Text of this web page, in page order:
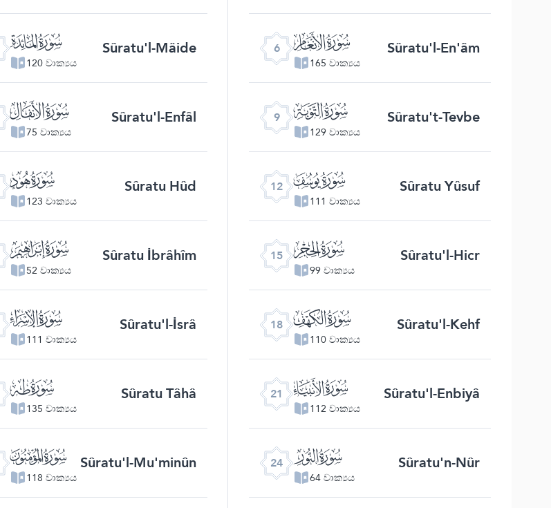
ﮑ
120 වාක්‍යය
Sûratu'l-Mâide 6 ﮒ
165 වාක්‍යය
Sûratu'l-En'âm
ﮔ
75 වාක්‍යය
Sûratu'l-Enfâl 9 ﮕ
129 වාක්‍යය
Sûratu't-Tevbe
ﮗ
123 වාක්‍යය
Sûratu Hûd 12 ﮘ
111 වාක්‍යය
Sûratu Yûsuf
ﮚ
52 වාක්‍යය
Sûratu İbrâhîm 15 ﮛ
99 වාක්‍යය
Sûratu'l-Hicr
ﮝ
111 වාක්‍යය
Sûratu'l-İsrâ 18 ﮞ
110 වාක්‍යය
Sûratu'l-Kehf
ﮠ
135 වාක්‍යය
Sûratu Tâhâ 21 ﮡ
112 වාක්‍යය
Sûratu'l-Enbiyâ
ﮣ
118 වාක්‍යය
Sûratu'l-Mu'minûn 24 ﮤ
64 වාක්‍යය
Sûratu'n-Nûr